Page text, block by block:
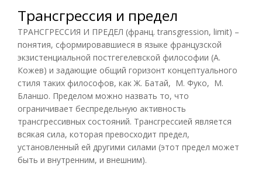
Трансгрессия и предел
ТРАНСГРЕССИЯ И ПРЕДЕЛ (франц. transgression, limit) –
понятия, сформировавшиеся в языке французской
экзистенциальной постгегелевской философии (А.
Кожев) и задающие общий горизонт концептуального
стиля таких философов, как Ж. Батай, М. Фуко, М.
Бланшо. Пределом можно назвать то, что
ограничивает беспредельную активность
трансгрессивных состояний. Трансгрессией является
всякая сила, которая превосходит предел,
установленный ей другими силами (этот предел может
быть и внутренним, и внешним).